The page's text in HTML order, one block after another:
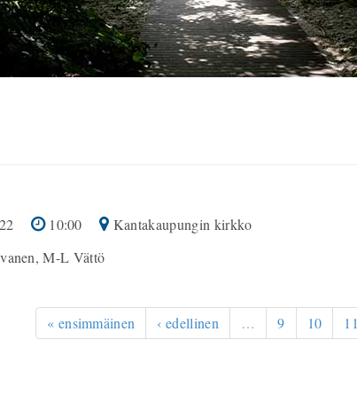
10:00
Kantakaupungin kirkko
M-L Vättö
« ensimmäinen ‹ edellinen … 9 10 11